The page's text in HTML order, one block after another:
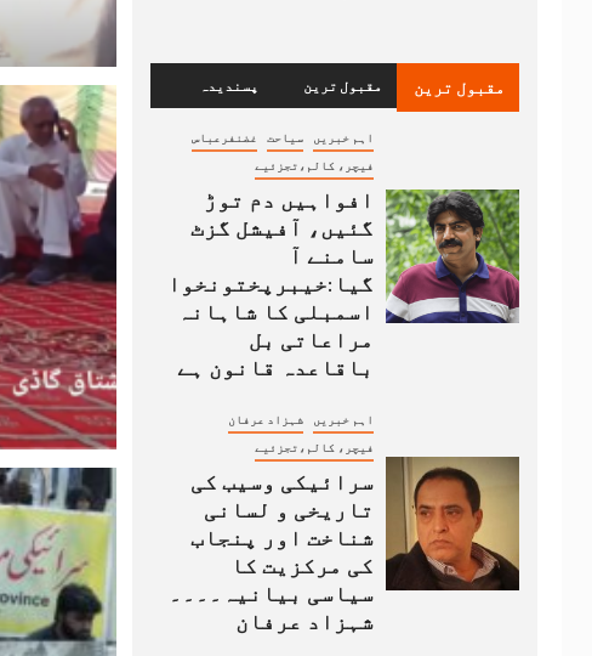
مقبول ترین مقبول ترین پسندیدہ
اہم خبریں سیاحت غضنفرعباس
فیچر، کالم،تجزئیے
افواہیں دم توڑ
گئیں، آفیشل گزٹ
سامنے آ
گیا:خیبرپختونخوا
اسمبلی کا شاہانہ
مراعاتی بل
باقاعدہ قانون ہے
اہم خبریں شہزاد عرفان
فیچر، کالم،تجزئیے
سرائیکی وسیب کی
تاریخی و لسانی
شناخت اور پنجاب
کی مرکزیت کا
سیاسی بیانیہ۔۔۔۔
شہزاد عرفان